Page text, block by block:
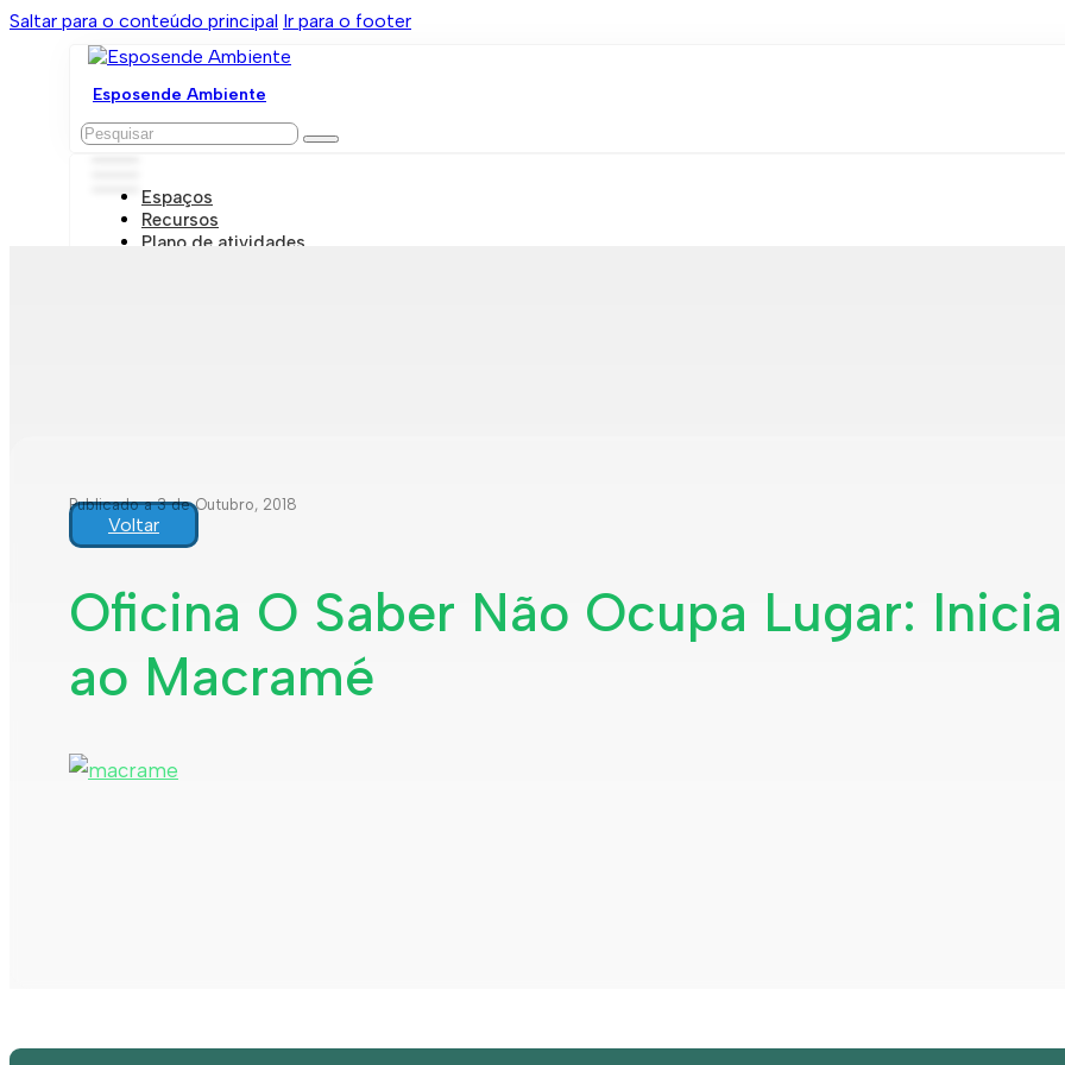
Saltar para o conteúdo principal Ir para o footer
Esposende Ambiente
Pesquisar
Espaços
Recursos
Plano de atividades
Publicado a 3 de Outubro, 2018
Voltar
Oficina O Saber Não Ocupa Lugar:
ao Macramé